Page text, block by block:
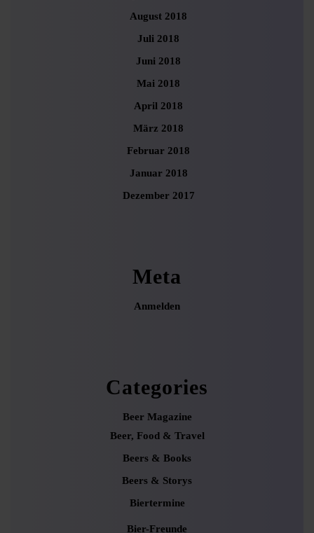
August 2018
Juli 2018
Juni 2018
Mai 2018
April 2018
März 2018
Februar 2018
Januar 2018
Dezember 2017
Meta
Anmelden
Categories
Beer Magazine
Beer, Food & Travel
Beers & Books
Beers & Storys
Biertermine
Bier-Freunde